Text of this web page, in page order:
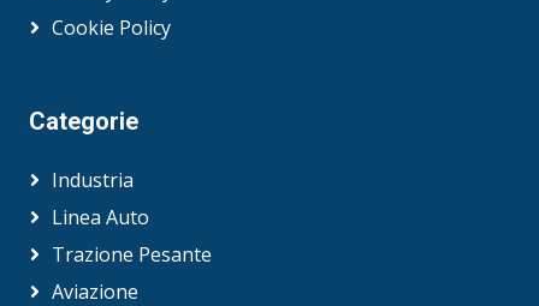
affiliate.
Cookie Policy
Categorie
Industria
Linea Auto
Trazione Pesante
Aviazione